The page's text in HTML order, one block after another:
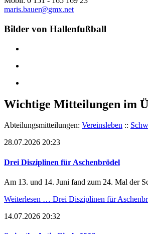
maris.bauer@gmx.net
Bilder von Hallenfußball
Wichtige Mitteilungen im
Abteilungsmitteilungen: Vereinsleben ::
28.07.2026 20:23
Drei Disziplinen für Aschenbrödel
Am 13. und 14. Juni fand zum 24. Mal der
Weiterlesen … Drei Disziplinen für
14.07.2026 20:32